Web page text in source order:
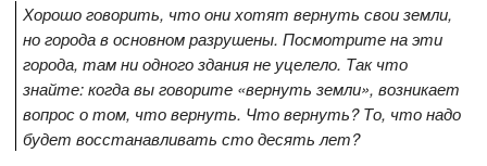
Хорошо говорить, что они хотят вернуть свои земли,
но города в основном разрушены. Посмотрите на эти
города, там ни одного здания не уцелело. Так что
знайте: когда вы говорите «вернуть земли», возникает
вопрос о том, что вернуть. Что вернуть? То, что надо
будет восстанавливать сто десять лет?